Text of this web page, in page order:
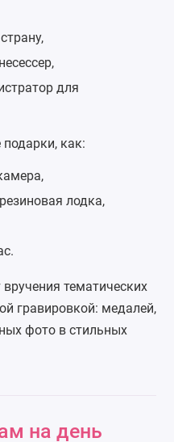
для
как:
лодка,
тематических
гравировкой: медалей,
фото в стильных
на день